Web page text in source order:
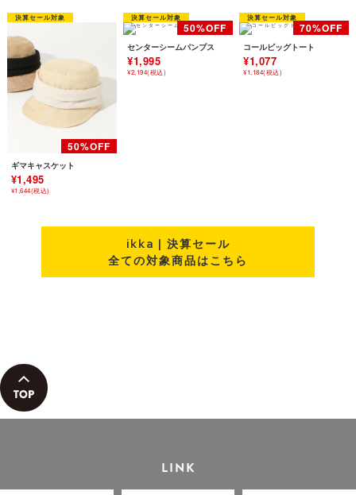
ギマキャスケット
¥1,495
¥1,644(税込)
センターシームパンプス
¥1,995
¥2,194(税込)
コールビッグトート
¥1,077
¥1,184(税込)
ikka | 決算セール
全ての対象商品はこちら
LINK